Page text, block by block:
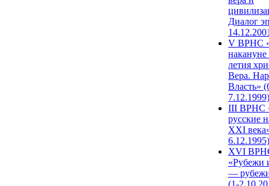
Диалог
V ВРНС
накануне
летия
Вера.
Власть»
7.12.1999)
III ВРНС
русские
XXI
6.12.1995)
XVI
«Рубежи
—
(1-